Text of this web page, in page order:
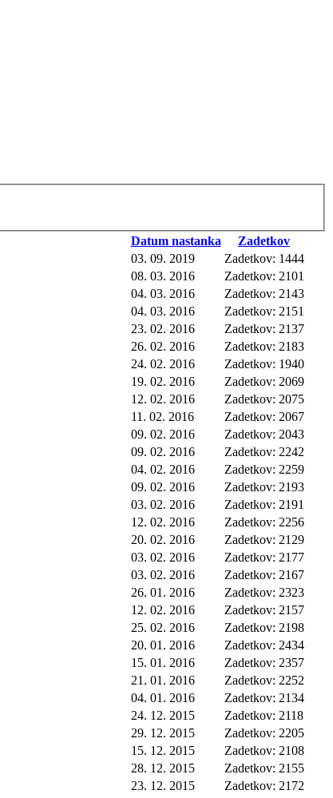
Datum nastanka
Zadetkov
03. 09. 2019
Zadetkov: 1444
08. 03. 2016
Zadetkov: 2101
04. 03. 2016
Zadetkov: 2143
04. 03. 2016
Zadetkov: 2151
23. 02. 2016
Zadetkov: 2137
26. 02. 2016
Zadetkov: 2183
24. 02. 2016
Zadetkov: 1940
19. 02. 2016
Zadetkov: 2069
12. 02. 2016
Zadetkov: 2075
11. 02. 2016
Zadetkov: 2067
09. 02. 2016
Zadetkov: 2043
09. 02. 2016
Zadetkov: 2242
04. 02. 2016
Zadetkov: 2259
09. 02. 2016
Zadetkov: 2193
03. 02. 2016
Zadetkov: 2191
12. 02. 2016
Zadetkov: 2256
20. 02. 2016
Zadetkov: 2129
03. 02. 2016
Zadetkov: 2177
03. 02. 2016
Zadetkov: 2167
26. 01. 2016
Zadetkov: 2323
12. 02. 2016
Zadetkov: 2157
25. 02. 2016
Zadetkov: 2198
20. 01. 2016
Zadetkov: 2434
15. 01. 2016
Zadetkov: 2357
21. 01. 2016
Zadetkov: 2252
04. 01. 2016
Zadetkov: 2134
24. 12. 2015
Zadetkov: 2118
29. 12. 2015
Zadetkov: 2205
15. 12. 2015
Zadetkov: 2108
28. 12. 2015
Zadetkov: 2155
23. 12. 2015
Zadetkov: 2172